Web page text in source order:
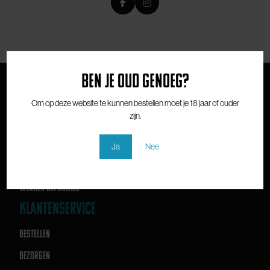
Ben je oud genoeg?
Om op deze website te kunnen bestellen moet je 18 jaar of ouder
zijn.
Ja Nee
SOLAES
WERKEN BIJ SOLAES
KLANTENSERVICE
BESTELLEN
BEZORGEN